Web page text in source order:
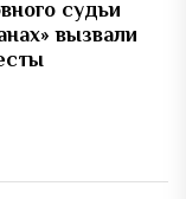
судьи
вызвали